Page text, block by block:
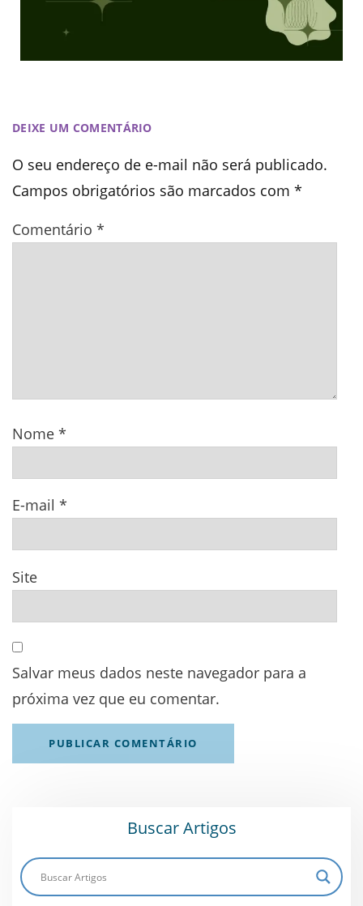
DEIXE UM COMENTÁRIO
O seu endereço de e-mail não será publicado.
Campos obrigatórios são marcados com *
Comentário *
Nome *
E-mail *
Site
Salvar meus dados neste navegador para a
próxima vez que eu comentar.
Buscar Artigos